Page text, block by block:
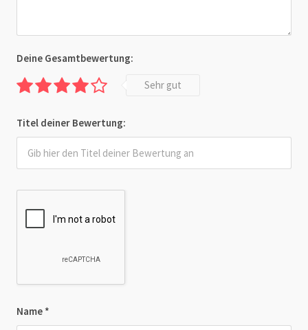
Name *
Deine Gesamtbewertung:
Sehr gut
Titel deiner Bewertung: